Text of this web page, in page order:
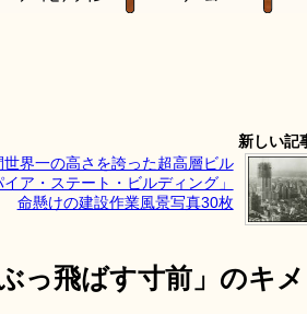
新しい記
世界一の高さを誇った超高層ビル
イア・ステート・ビルディング」
命懸けの建設作業風景写真30枚
っ飛ばす寸前」のキメ